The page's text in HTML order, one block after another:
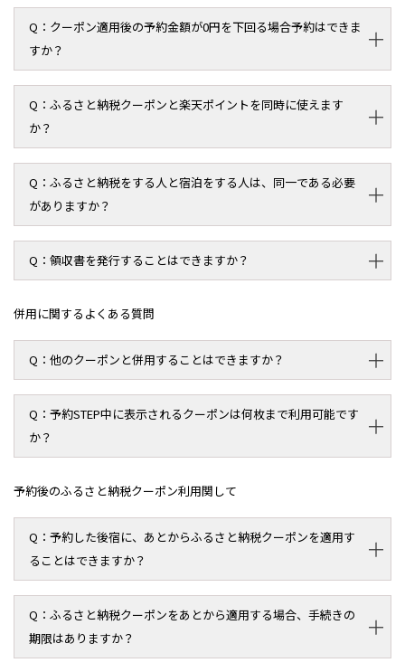
クーポン適用後の予約金額が0円を下回る場合予約はできま
すか？
ふるさと納税クーポンと楽天ポイントを同時に使えます
か？
ふるさと納税をする人と宿泊をする人は、同一である必要
がありますか？
領収書を発行することはできますか？
併用に関するよくある質問
他のクーポンと併用することはできますか？
予約STEP中に表示されるクーポンは何枚まで利用可能です
か？
予約後のふるさと納税クーポン利用関して
予約した後宿に、あとからふるさと納税クーポンを適用す
ることはできますか？
ふるさと納税クーポンをあとから適用する場合、手続きの
期限はありますか？